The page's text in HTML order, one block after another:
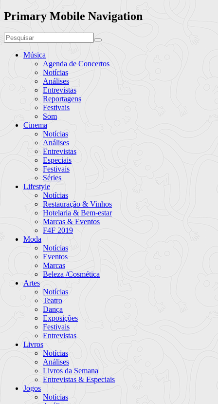
Primary Mobile Navigation
Música
Agenda de Concertos
Notícias
Análises
Entrevistas
Reportagens
Festivais
Som
Cinema
Notícias
Análises
Entrevistas
Especiais
Festivais
Séries
Lifestyle
Notícias
Restauração & Vinhos
Hotelaria & Bem-estar
Marcas & Eventos
F4F 2019
Moda
Notícias
Eventos
Marcas
Beleza /Cosmética
Artes
Notícias
Teatro
Dança
Exposições
Festivais
Entrevistas
Livros
Notícias
Análises
Livros da Semana
Entrevistas & Especiais
Jogos
Notícias